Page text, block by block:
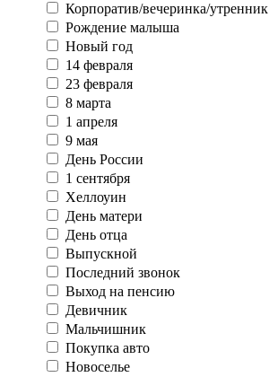
Корпоратив/вечеринка/утренник
Рождение малыша
Новый год
14 февраля
23 февраля
8 марта
1 апреля
9 мая
День России
1 сентября
Хеллоуин
День матери
День отца
Выпускной
Последний звонок
Выход на пенсию
Девичник
Мальчишник
Покупка авто
Новоселье